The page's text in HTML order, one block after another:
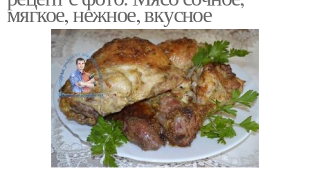
мягкое, нежное, вкусное